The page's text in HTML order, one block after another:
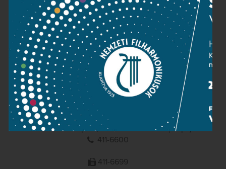
Impresszum
NEMZETI
FILHARMONIKUSOK
1095 Budapest, Komor Marcell u. 1. (Müpa)
411-6600
411-6699